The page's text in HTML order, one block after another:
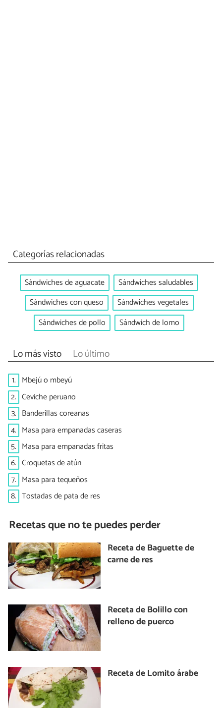
Categorías relacionadas
Sándwiches de aguacate
Sándwiches saludables
Sándwiches con queso
Sándwiches vegetales
Sándwiches de pollo
Sándwich de lomo
Lo más visto Lo último
1. Mbejú o mbeyú
2. Ceviche peruano
3. Banderillas coreanas
4. Masa para empanadas caseras
5. Masa para empanadas fritas
6. Croquetas de atún
7. Masa para tequeños
8. Tostadas de pata de res
Recetas que no te puedes perder
Receta de Baguette de
carne de res
Receta de Bolillo con
relleno de puerco
Receta de Lomito árabe